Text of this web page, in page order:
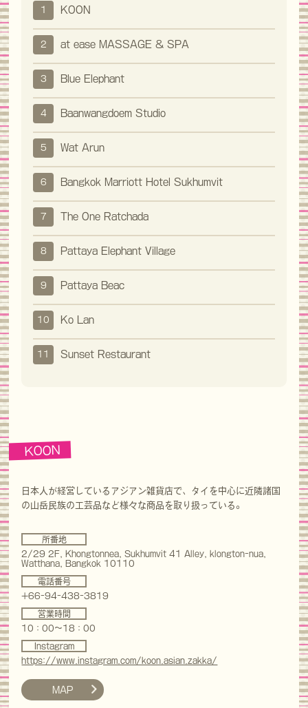
1 KOON
2 at ease MASSAGE & SPA
3 Blue Elephant
4 Baanwangdoem Studio
5 Wat Arun
6 Bangkok Marriott Hotel Sukhumvit
7 The One Ratchada
8 Pattaya Elephant Village
9 Pattaya Beac
10 Ko Lan
11 Sunset Restaurant
KOON
日本人が経営しているアジアン雑貨店で、タイを中心に近隣諸国
の山岳民族の工芸品など様々な商品を取り扱っている。
所番地
2/29 2F, Khongtonnea, Sukhumvit 41 Alley, klongton-nua,
Watthana, Bangkok 10110
電話番号
+66-94-438-3819
営業時間
10：00～18：00
Instagram
https://www.instagram.com/koon.asian.zakka/
MAP